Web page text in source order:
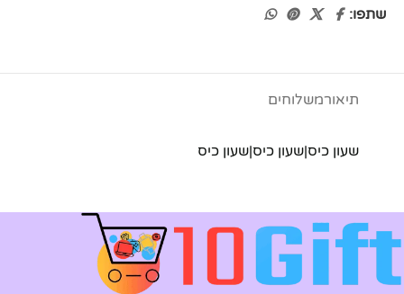
שתפו:
תיאורמשלוחים
שעון כיס|שעון כיס|שעון כיס